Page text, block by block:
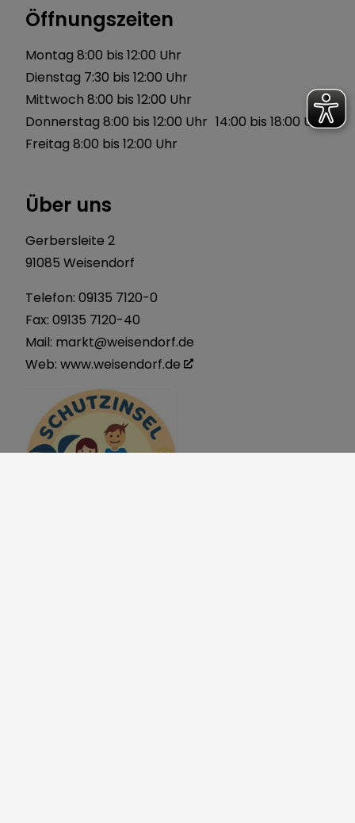
Öffnungszeiten
Montag 8:00 bis 12:00 Uhr
Dienstag 7:30 bis 12:00 Uhr
Mittwoch 8:00 bis 12:00 Uhr
Donnerstag 8:00 bis 12:00 Uhr 14:00 bis 18:00 Uhr
Freitag 8:00 bis 12:00 Uhr
Über uns
Gerbersleite 2
91085 Weisendorf
Telefon: 09135 7120-0
Fax: 09135 7120-40
Mail: markt@weisendorf.de
Web: www.weisendorf.de